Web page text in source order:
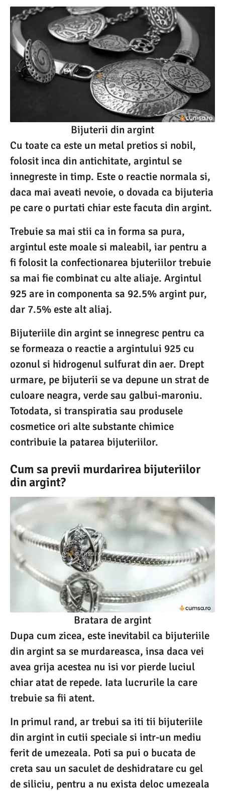
Bijuterii din argint
Cu toate ca este un metal pretios si nobil,
folosit inca din antichitate, argintul se
innegreste in timp. Este o reactie normala si,
daca mai aveati nevoie, o dovada ca bijuteria
pe care o purtati chiar este facuta din argint.
Trebuie sa mai stii ca in forma sa pura,
argintul este moale si maleabil, iar pentru a
fi folosit la confectionarea bjuteriilor trebuie
sa mai fie combinat cu alte aliaje. Argintul
925 are in componenta sa 92.5% argint pur,
dar 7.5% este alt aliaj.
Bijuteriile din argint se innegresc pentru ca
se formeaza o reactie a argintului 925 cu
ozonul si hidrogenul sulfurat din aer. Drept
urmare, pe bijuterii se va depune un strat de
culoare neagra, verde sau galbui-maroniu.
Totodata, si transpiratia sau produsele
cosmetice ori alte substante chimice
contribuie la patarea bijuteriilor.
Cum sa previi murdarirea bijuteriilor
din argint?
Bratara de argint
Dupa cum zicea, este inevitabil ca bijuteriile
din argint sa se murdareasca, insa daca vei
avea grija acestea nu isi vor pierde luciul
chiar atat de repede. Iata lucrurile la care
trebuie sa fii atent.
In primul rand, ar trebui sa iti tii bijuteriile
din argint in cutii speciale si intr-un mediu
ferit de umezeala. Poti sa pui o bucata de
creta sau un saculet de deshidratare cu gel
de siliciu, pentru a nu exista deloc umezeala